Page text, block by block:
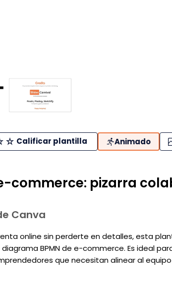
Calificar plantilla Animado
commerce: pizarra
Canva
online sin perderte en detalles, esta
BPMN de e-commerce. Es ideal
que necesitan alinear al